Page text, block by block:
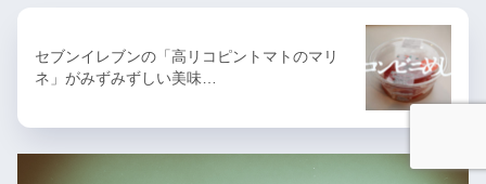
セブンイレブンの「高リコピントマトのマリ
ネ」がみずみずしい美味…